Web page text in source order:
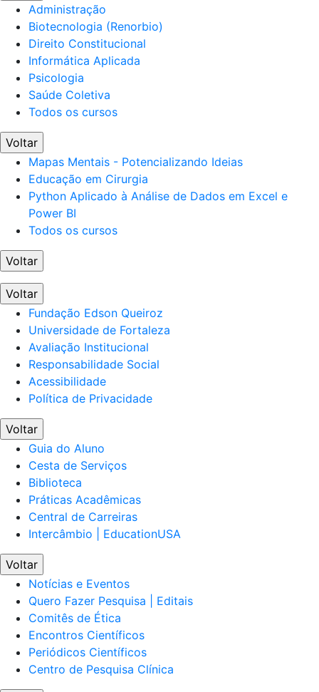
Administração
Biotecnologia (Renorbio)
Direito Constitucional
Informática Aplicada
Psicologia
Saúde Coletiva
Todos os cursos
Voltar
Mapas Mentais - Potencializando Ideias
Educação em Cirurgia
Python Aplicado à Análise de Dados em Excel e
Power BI
Todos os cursos
Voltar
Voltar
Fundação Edson Queiroz
Universidade de Fortaleza
Avaliação Institucional
Responsabilidade Social
Acessibilidade
Política de Privacidade
Voltar
Guia do Aluno
Cesta de Serviços
Biblioteca
Práticas Acadêmicas
Central de Carreiras
Intercâmbio | EducationUSA
Voltar
Notícias e Eventos
Quero Fazer Pesquisa | Editais
Comitês de Ética
Encontros Científicos
Periódicos Científicos
Centro de Pesquisa Clínica